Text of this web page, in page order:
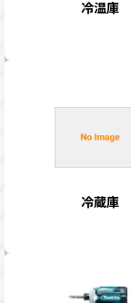
冷温庫
冷蔵庫